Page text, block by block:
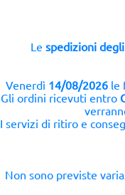
Le spedizioni
Venerdì 14/08/2026le
Gli ordini ricevuti entro
I servizi di ritiro e
Non sono previste